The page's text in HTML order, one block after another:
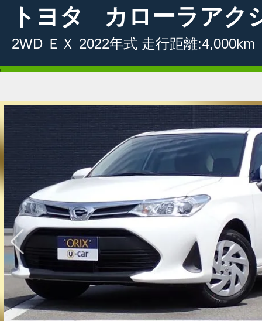
トヨタ カローラアク
2WD ＥＸ 2022年式 走行距離:4,000km